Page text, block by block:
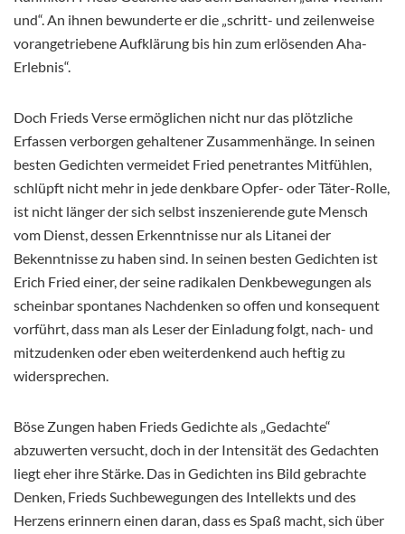
und“. An ihnen bewunderte er die „schritt- und zeilenweise
vorangetriebene Aufklärung bis hin zum erlösenden Aha-
Erlebnis“.
Doch Frieds Verse ermöglichen nicht nur das plötzliche
Erfassen verborgen gehaltener Zusammenhänge. In seinen
besten Gedichten vermeidet Fried penetrantes Mitfühlen,
schlüpft nicht mehr in jede denkbare Opfer- oder Täter-Rolle,
ist nicht länger der sich selbst inszenierende gute Mensch
vom Dienst, dessen Erkenntnisse nur als Litanei der
Bekenntnisse zu haben sind. In seinen besten Gedichten ist
Erich Fried einer, der seine radikalen Denkbewegungen als
scheinbar spontanes Nachdenken so offen und konsequent
vorführt, dass man als Leser der Einladung folgt, nach- und
mitzudenken oder eben weiterdenkend auch heftig zu
widersprechen.
Böse Zungen haben Frieds Gedichte als „Gedachte“
abzuwerten versucht, doch in der Intensität des Gedachten
liegt eher ihre Stärke. Das in Gedichten ins Bild gebrachte
Denken, Frieds Suchbewegungen des Intellekts und des
Herzens erinnern einen daran, dass es Spaß macht, sich über